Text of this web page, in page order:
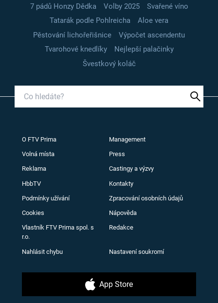
7 pádů Honzy Dědka
Volby 2025
Svařené víno
Tatarák podle Pohlreicha
Aloe vera
Pěstování lichořeřišnice
Výpočet ascendentu
Tvarohové knedlíky
Nejlepší palačinky
Švestkový koláč
O FTV Prima Management
Volná místa Press
Reklama Castingy a výzvy
HbbTV Kontakty
Podmínky užívání Zpracování osobních údajů
Cookies Nápověda
Vlastník FTV Prima spol. s
r.o.
Redakce
Nahlásit chybu Nastavení soukromí
App Store